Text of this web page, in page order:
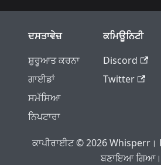
ਦਸਤਾਵੇਜ਼
ਸ਼ੁਰੂਆਤ ਕਰਨਾ
ਗਾਈਡਾਂ
ਸਮੱਸਿਆ
ਨਿਪਟਾਰਾ
ਕਮਿਊਨਿਟੀ
Discord
Twitter
ਕਾਪੀਰਾਈਟ © 2026 Whisperr।
ਬਣਾਇਆ ਗਿਆ।